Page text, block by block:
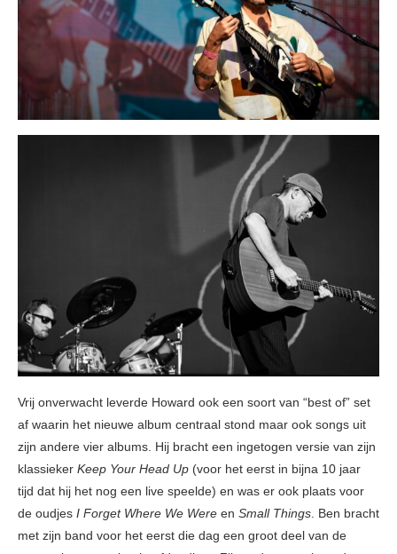
Vrij onverwacht leverde Howard ook een soort van “best of” set
af waarin het nieuwe album centraal stond maar ook songs uit
zijn andere vier albums. Hij bracht een ingetogen versie van zijn
klassieker Keep Your Head Up (voor het eerst in bijna 10 jaar
tijd dat hij het nog een live speelde) en was er ook plaats voor
de oudjes I Forget Where We Were en Small Things . Ben bracht
met zijn band voor het eerst die dag een groot deel van de